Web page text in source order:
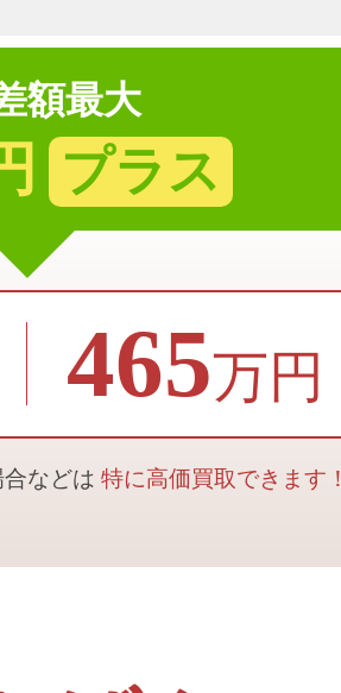
額最大
プラス
465万円
などは 特に高価買取できます！